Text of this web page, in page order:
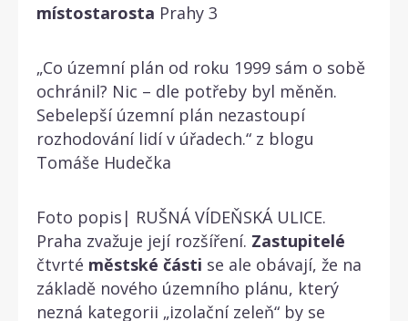
místostarosta Prahy 3
„Co územní plán od roku 1999 sám o sobě
ochránil? Nic – dle potřeby byl měněn.
Sebelepší územní plán nezastoupí
rozhodování lidí v úřadech.“ z blogu
Tomáše Hudečka
Foto popis| RUŠNÁ VÍDEŇSKÁ ULICE.
Praha zvažuje její rozšíření. Zastupitelé
čtvrté městské části se ale obávají, že na
základě nového územního plánu, který
nezná kategorii „izolační zeleň“ by se